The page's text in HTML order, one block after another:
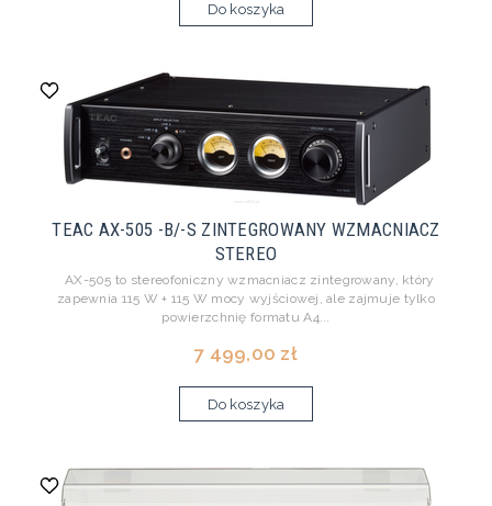
Do koszyka
TEAC AX-505 -B/-S ZINTEGROWANY WZMACNIACZ
STEREO
AX-505 to stereofoniczny wzmacniacz zintegrowany, który
zapewnia 115 W + 115 W mocy wyjściowej, ale zajmuje tylko
powierzchnię formatu A4...
7 499,00 zł
Do koszyka